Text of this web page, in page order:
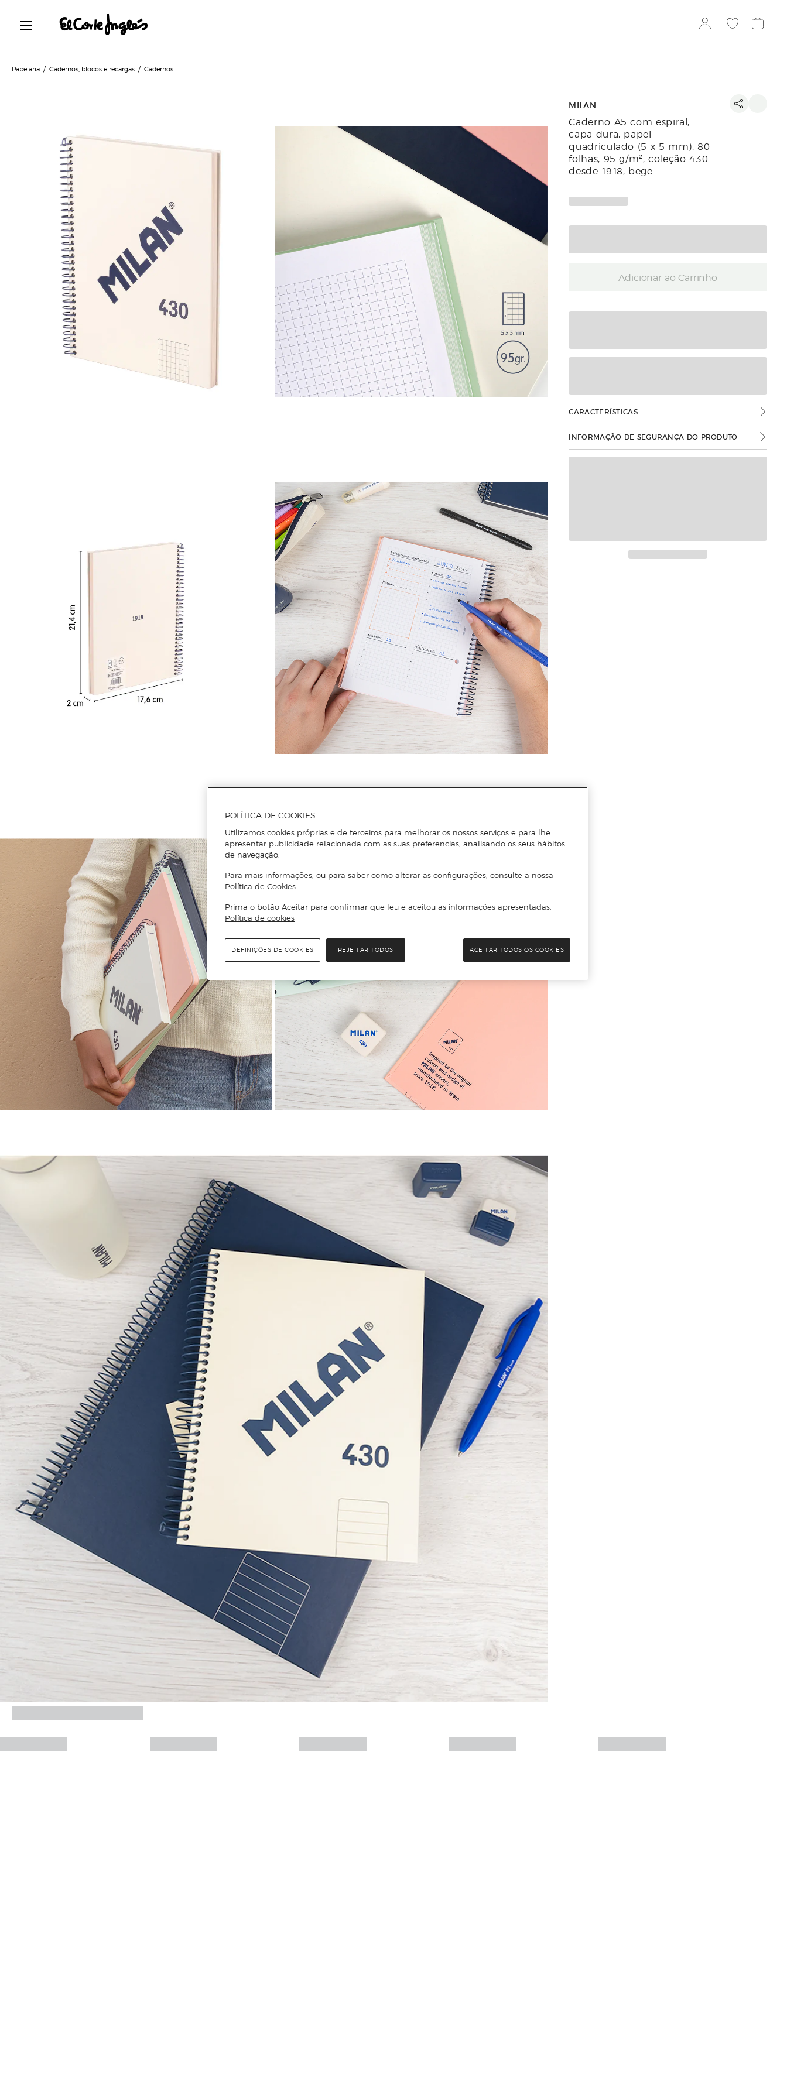
Papelaria Cadernos, blocos e recargas Cadernos
MILAN
Caderno A5 com espiral,
capa dura, papel
quadriculado (5 x 5 mm), 80
folhas, 95 g/m², coleção 430
desde 1918, bege
Adicionar ao Carrinho
CARACTERÍSTICAS
INFORMAÇÃO DE SEGURANÇA DO PRODUTO
POLÍTICA DE COOKIES
Utilizamos cookies próprias e de terceiros para melhorar os nossos serviços e para lhe
apresentar publicidade relacionada com as suas preferências, analisando os seus hábitos
de navegação.
Para mais informações, ou para saber como alterar as configurações, consulte a nossa
Política de Cookies.
Prima o botão Aceitar para confirmar que leu e aceitou as informações apresentadas.
Política de cookies
REJEITAR TODOS ACEITAR TODOS OS COOKIES
DEFINIÇÕES DE COOKIES